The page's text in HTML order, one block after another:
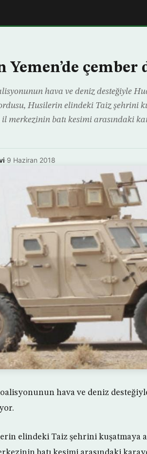
çember
hava ve deniz desteğiyle
Husilerin elindeki Taiz şehrini
merkezinin batı kesimi arasındaki
·9 Haziran 2018
hava ve deniz
elindeki Taiz şehrini kuşatmaya